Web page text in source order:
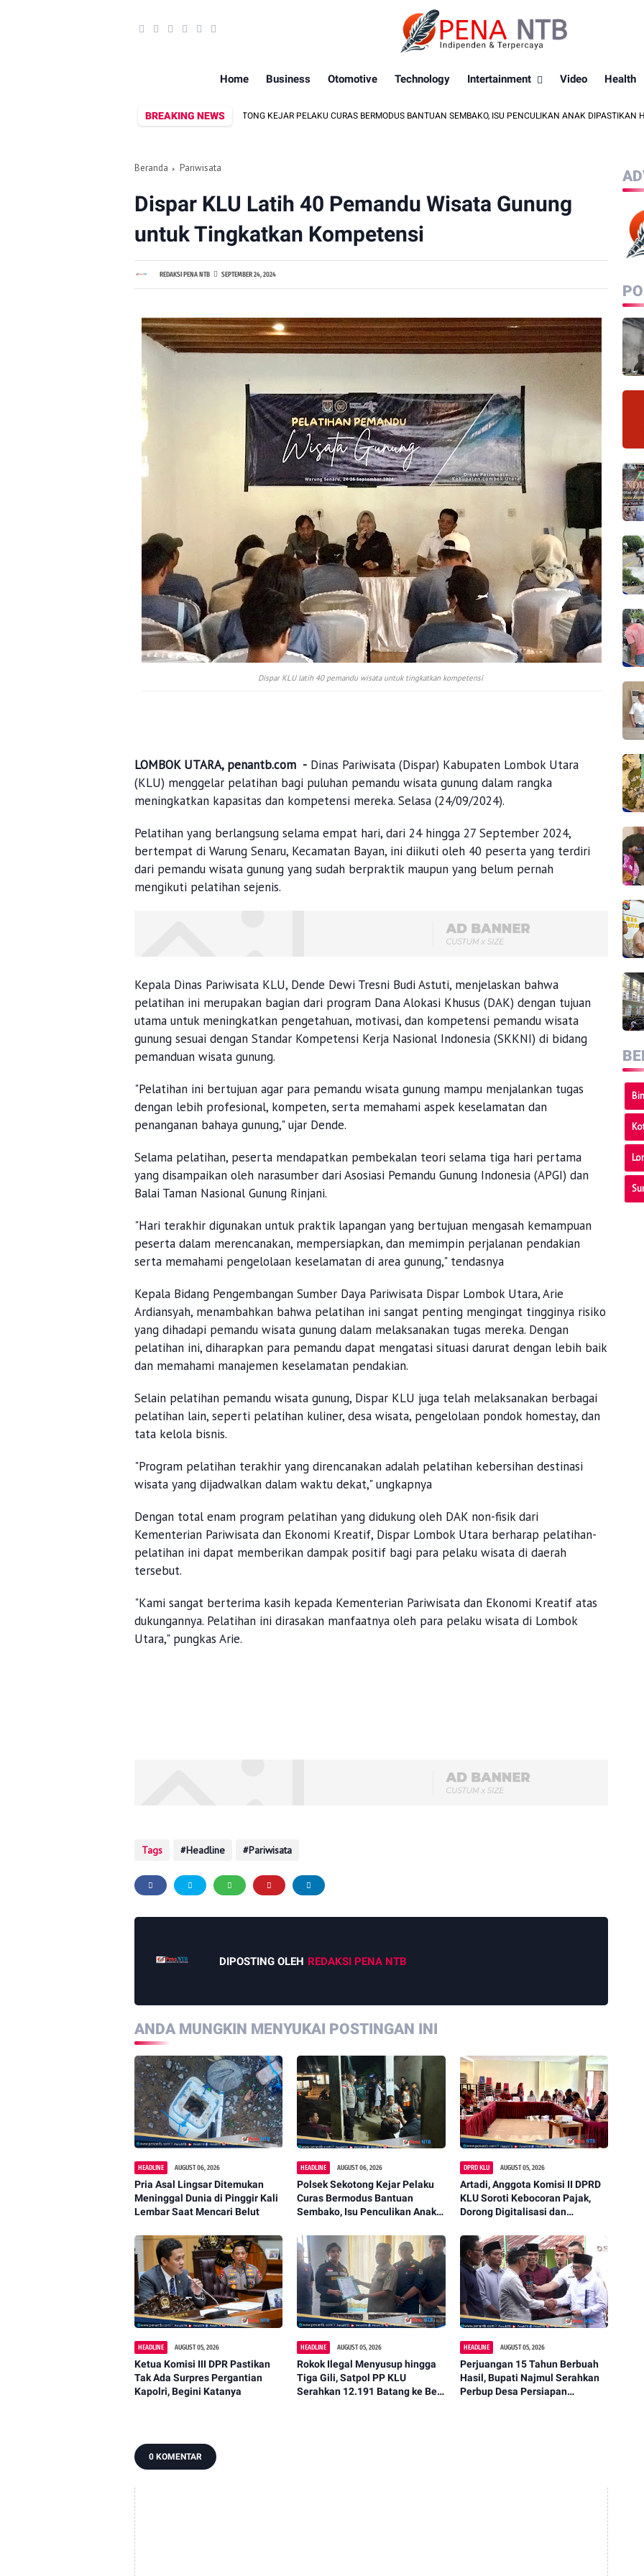
Home Business Otomotive Technology Intertainment Video Health
BREAKING NEWS
POLSEK SEKOTONG KEJAR PELAKU CURAS BERMODUS BANTUAN SEMBAKO, ISU PENCULIKAN ANAK DIPASTIKAN HOAKS
Beranda Pariwisata
Dispar KLU Latih 40 Pemandu Wisata Gunung
untuk Tingkatkan Kompetensi
REDAKSI PENA NTB SEPTEMBER 24, 2024
Dispar KLU latih 40 pemandu wisata untuk tingkatkan kompetensi
LOMBOK UTARA, penantb.com - Dinas Pariwisata (Dispar) Kabupaten Lombok Utara
(KLU) menggelar pelatihan bagi puluhan pemandu wisata gunung dalam rangka
meningkatkan kapasitas dan kompetensi mereka. Selasa (24/09/2024).
Pelatihan yang berlangsung selama empat hari, dari 24 hingga 27 September 2024,
bertempat di Warung Senaru, Kecamatan Bayan, ini diikuti oleh 40 peserta yang terdiri
dari pemandu wisata gunung yang sudah berpraktik maupun yang belum pernah
mengikuti pelatihan sejenis.
Kepala Dinas Pariwisata KLU, Dende Dewi Tresni Budi Astuti, menjelaskan bahwa
pelatihan ini merupakan bagian dari program Dana Alokasi Khusus (DAK) dengan tujuan
utama untuk meningkatkan pengetahuan, motivasi, dan kompetensi pemandu wisata
gunung sesuai dengan Standar Kompetensi Kerja Nasional Indonesia (SKKNI) di bidang
pemanduan wisata gunung.
"Pelatihan ini bertujuan agar para pemandu wisata gunung mampu menjalankan tugas
dengan lebih profesional, kompeten, serta memahami aspek keselamatan dan
penanganan bahaya gunung," ujar Dende.
Selama pelatihan, peserta mendapatkan pembekalan teori selama tiga hari pertama
yang disampaikan oleh narasumber dari Asosiasi Pemandu Gunung Indonesia (APGI) dan
Balai Taman Nasional Gunung Rinjani.
"Hari terakhir digunakan untuk praktik lapangan yang bertujuan mengasah kemampuan
peserta dalam merencanakan, mempersiapkan, dan memimpin perjalanan pendakian
serta memahami pengelolaan keselamatan di area gunung," tendasnya
Kepala Bidang Pengembangan Sumber Daya Pariwisata Dispar Lombok Utara, Arie
Ardiansyah, menambahkan bahwa pelatihan ini sangat penting mengingat tingginya risiko
yang dihadapi pemandu wisata gunung dalam melaksanakan tugas mereka. Dengan
pelatihan ini, diharapkan para pemandu dapat mengatasi situasi darurat dengan lebih baik
dan memahami manajemen keselamatan pendakian.
Selain pelatihan pemandu wisata gunung, Dispar KLU juga telah melaksanakan berbagai
pelatihan lain, seperti pelatihan kuliner, desa wisata, pengelolaan pondok homestay, dan
tata kelola bisnis.
"Program pelatihan terakhir yang direncanakan adalah pelatihan kebersihan destinasi
wisata yang dijadwalkan dalam waktu dekat," ungkapnya
Dengan total enam program pelatihan yang didukung oleh DAK non-fisik dari
Kementerian Pariwisata dan Ekonomi Kreatif, Dispar Lombok Utara berharap pelatihan-
pelatihan ini dapat memberikan dampak positif bagi para pelaku wisata di daerah
tersebut.
"Kami sangat berterima kasih kepada Kementerian Pariwisata dan Ekonomi Kreatif atas
dukungannya. Pelatihan ini dirasakan manfaatnya oleh para pelaku wisata di Lombok
Utara," pungkas Arie.
Tags Headline Pariwisata
DIPOSTING OLEH REDAKSI PENA NTB
ANDA MUNGKIN MENYUKAI POSTINGAN INI
HEADLINE AUGUST 06, 2026
Pria Asal Lingsar Ditemukan
Meninggal Dunia di Pinggir Kali
Lembar Saat Mencari Belut
HEADLINE AUGUST 06, 2026
Polsek Sekotong Kejar Pelaku
Curas Bermodus Bantuan
Sembako, Isu Penculikan Anak
DPRD KLU AUGUST 05, 2026
Artadi, Anggota Komisi II DPRD
KLU Soroti Kebocoran Pajak,
Dorong Digitalisasi dan
HEADLINE AUGUST 05, 2026
Ketua Komisi III DPR Pastikan
Tak Ada Surpres Pergantian
Kapolri, Begini Katanya
HEADLINE AUGUST 05, 2026
Rokok Ilegal Menyusup hingga
Tiga Gili, Satpol PP KLU
Serahkan 12.191 Batang ke Bea
HEADLINE AUGUST 05, 2026
Perjuangan 15 Tahun Berbuah
Hasil, Bupati Najmul Serahkan
Perbup Desa Persiapan
0 KOMENTAR